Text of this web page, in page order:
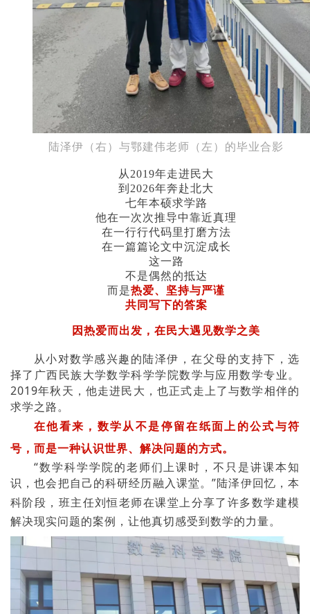
陆泽伊（右）与鄂建伟老师（左）的毕业合影
从2019年走进民大
到2026年奔赴北大
七年本硕求学路
他在一次次推导中靠近真理
在一行行代码里打磨方法
在一篇篇论文中沉淀成长
这一路
不是偶然的抵达
而是热爱、坚持与严谨
共同写下的答案
因热爱而出发，在民大遇见数学之美
从小对数学感兴趣的陆泽伊，在父母的支持下，选
择了广西民族大学数学科学学院数学与应用数学专业。
2019年秋天，他走进民大，也正式走上了与数学相伴的
求学之路。
在他看来，数学从不是停留在纸面上的公式与符
号，而是一种认识世界、解决问题的方式。
“数学科学学院的老师们上课时，不只是讲课本知
识，也会把自己的科研经历融入课堂。”陆泽伊回忆，本
科阶段， 班主任刘恒老师在课堂上分享了许多数学建模
解决现实问题的案例，让他真切感受到数学的力量。